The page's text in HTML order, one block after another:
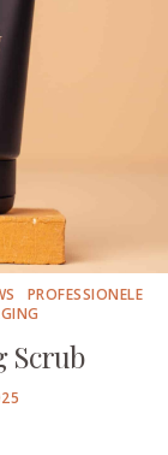
PROFESSIONELE
Scrub